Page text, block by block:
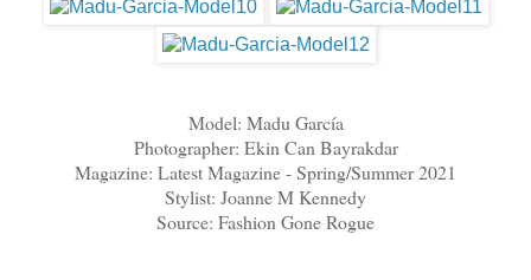
Model: Madu García
Photographer: Ekin Can Bayrakdar
Magazine: Latest Magazine - Spring/Summer 2021
Stylist: Joanne M Kennedy
Source: Fashion Gone Rogue